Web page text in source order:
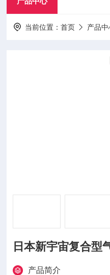
当前位置：首页 产品中
日本新宇宙复合型
产品简介